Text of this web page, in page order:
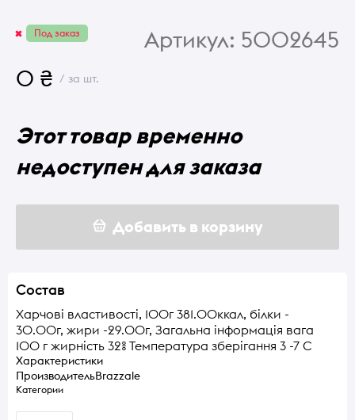
Под заказ Артикул: 5002645
0 ₴ / за шт.
Этот товар временно
недоступен для заказа
Добавить в корзину
Состав
Харчові властивості, 100г 381.00ккал, білки -
30.00г, жири -29.00г, Загальна інформація вага
100 г жирність 32% Температура зберігання 3 -7 С
Характеристики
ПроизводительBrazzale
Категории